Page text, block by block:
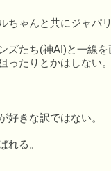
ゃんと共にジャパ
たち(神AI)と一線を
たりとかはしない
きな訳ではない。
れる。